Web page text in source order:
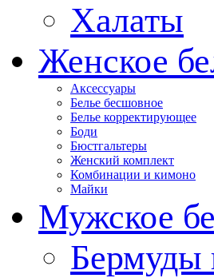
Халаты
Женское
Аксессуары
Белье бесшовное
Белье корректирующее
Боди
Бюстгальтеры
Женский комплект
Комбинации и кимоно
Майки
Мужское